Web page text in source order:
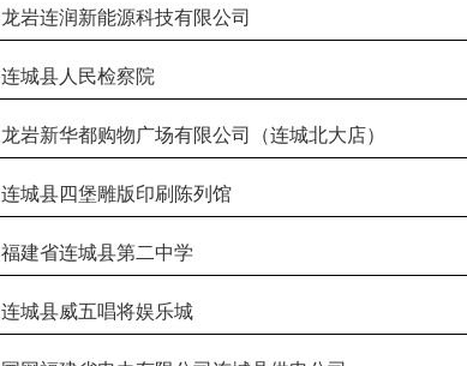
龙岩连润新能源科技有限公司
连城县人民检察院
龙岩新华都购物广场有限公司（连城北大店）
连城县四堡雕版印刷陈列馆
福建省连城县第二中学
连城县威五唱将娱乐城